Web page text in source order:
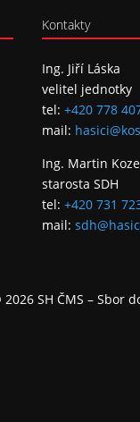
Kontakty
Ing. Jiří Láska
velitel jednotky
tel:+420 778
mail:
Ing. Martin
starosta SDH
tel:+420 731
mail:
SH ČMS – Sbor